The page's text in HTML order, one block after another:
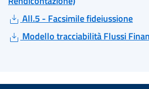
All.5 - Facsimile fideiussione
Modello tracciabilità Flussi